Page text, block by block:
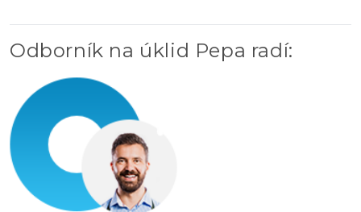
Odborník na úklid Pepa radí: